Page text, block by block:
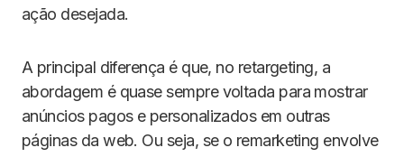
ação desejada.
A principal diferença é que, no retargeting, a
abordagem é quase sempre voltada para mostrar
anúncios pagos e personalizados em outras
páginas da web. Ou seja, se o remarketing envolve